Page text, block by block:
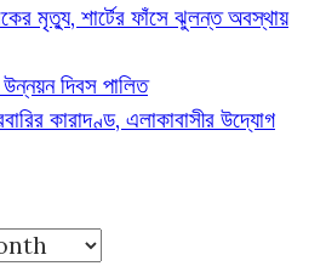
মৃত্যু, শার্টের ফাঁসে ঝুলন্ত অবস্থায়
দিবস পালিত
কারাদণ্ড, এলাকাবাসীর উদ্যোগ